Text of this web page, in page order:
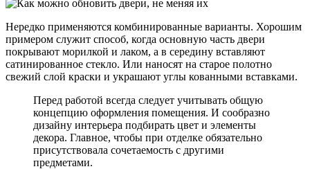
Нередко применяются комбинированные варианты. Хорошим
примером служит способ, когда основную часть двери
покрывают морилкой и лаком, а в середину вставляют
сатинированное стекло. Или наносят на старое полотно
свежий слой краски и украшают углы кованными вставками.
Перед работой всегда следует учитывать общую
концепцию оформления помещения. И сообразно
дизайну интерьера подбирать цвет и элементы
декора. Главное, чтобы при отделке обязательно
присутствовала сочетаемость с другими
предметами.